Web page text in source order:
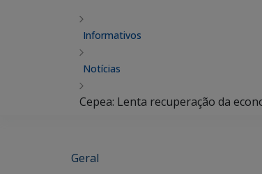
Informativos
Notícias
Cepea: Lenta recuperação da
Geral